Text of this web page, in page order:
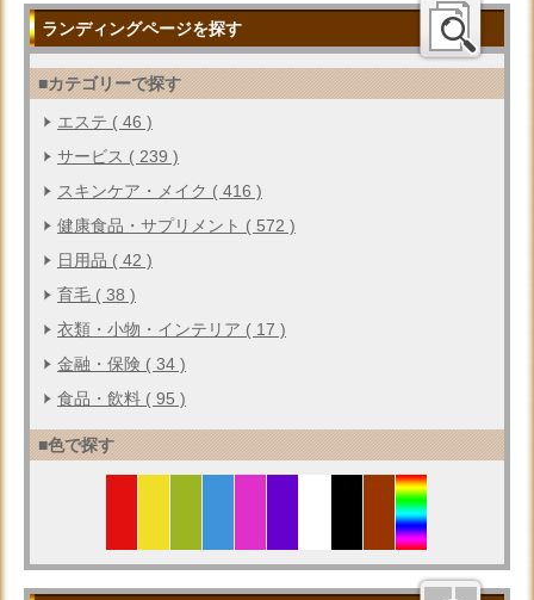
ランディングページを探す
■カテゴリーで探す
エステ ( 46 )
サービス ( 239 )
スキンケア・メイク ( 416 )
健康食品・サプリメント ( 572 )
日用品 ( 42 )
育毛 ( 38 )
衣類・小物・インテリア ( 17 )
金融・保険 ( 34 )
食品・飲料 ( 95 )
■色で探す